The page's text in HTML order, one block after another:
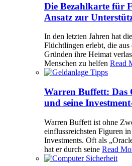
Die Bezahlkarte für
Ansatz zur
In den letzten Jahren hat
Flüchtlingen erlebt, die aus
Gründen ihre Heimat
Menschen zu helfen Read
Warren Buffett: Das
und seine
Warren Buffett ist ohne
einflussreichsten Figuren
Investments. Oft als
hat er durch seine Read